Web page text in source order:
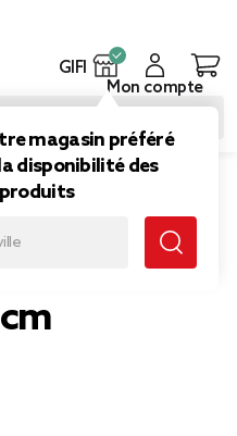
GIFI
magasin préféré
disponibilité des
produits
Mon compte
cire
jaune